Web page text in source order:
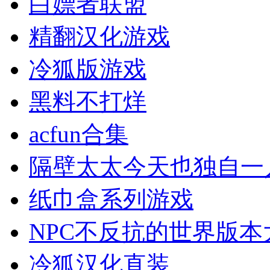
精翻汉化游戏
冷狐版游戏
黑料不打烊
acfun合集
隔壁太太今天也独自
纸巾盒系列游戏
NPC不反抗的世界版本
冷狐汉化直装